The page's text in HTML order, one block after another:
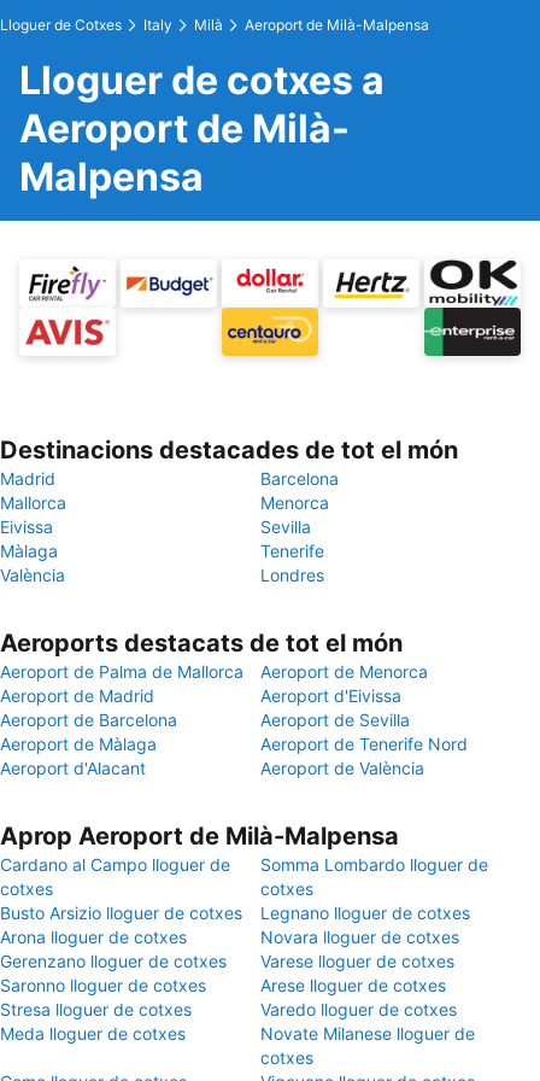
Lloguer de Cotxes Italy Milà Aeroport de Milà-Malpensa
Lloguer de cotxes a
Aeroport de Milà-
Malpensa
Destinacions destacades de tot el món
Madrid
Barcelona
Mallorca
Menorca
Eivissa
Sevilla
Màlaga
Tenerife
València
Londres
Aeroports destacats de tot el món
Aeroport de Palma de Mallorca
Aeroport de Menorca
Aeroport de Madrid
Aeroport d'Eivissa
Aeroport de Barcelona
Aeroport de Sevilla
Aeroport de Màlaga
Aeroport de Tenerife Nord
Aeroport d'Alacant
Aeroport de València
Aprop Aeroport de Milà-Malpensa
Cardano al Campo lloguer de
cotxes
Somma Lombardo lloguer de
cotxes
Busto Arsizio lloguer de cotxes
Legnano lloguer de cotxes
Arona lloguer de cotxes
Novara lloguer de cotxes
Gerenzano lloguer de cotxes
Varese lloguer de cotxes
Saronno lloguer de cotxes
Arese lloguer de cotxes
Stresa lloguer de cotxes
Varedo lloguer de cotxes
Meda lloguer de cotxes
Novate Milanese lloguer de
cotxes